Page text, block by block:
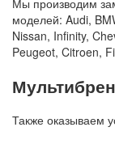
моделей: Audi,
Nissan, Infinity,
Peugeot, Citroen,
Также оказываем